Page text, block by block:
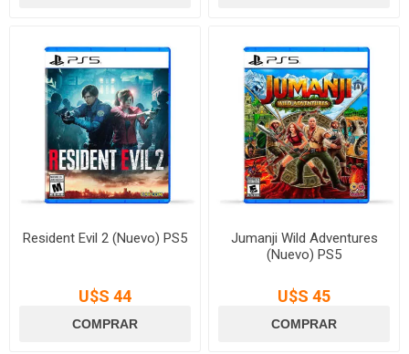
Resident Evil 2 (Nuevo) PS5
U$S 44
Jumanji Wild Adventures
(Nuevo) PS5
U$S 45